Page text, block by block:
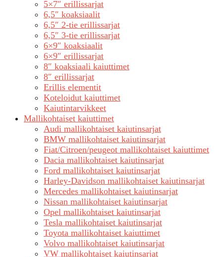
5×7″ erillissarjat
6,5″ koaksiaalit
6,5″ 2-tie erillissarjat
6,5″ 3-tie erillissarjat
6×9″ koaksiaalit
6×9″ erillissarjat
8″ koaksiaali kaiuttimet
8″ erillissarjat
Erillis elementit
Koteloidut kaiuttimet
Kaiutintarvikkeet
Mallikohtaiset kaiuttimet
Audi mallikohtaiset kaiutinsarjat
BMW mallikohtaiset kaiutinsarjat
Fiat/Citroen/peugeot mallikohtaiset kaiuttimet
Dacia mallikohtaiset kaiutinsarjat
Ford mallikohtaiset kaiutinsarjat
Harley-Davidson mallikohtaiset kaiutinsarjat
Mercedes mallikohtaiset kaiutinsarjat
Nissan mallikohtaiset kaiutinsarjat
Opel mallikohtaiset kaiutinsarjat
Tesla mallikohtaiset kaiutinsarjat
Toyota mallikohtaiset kaiuttimet
Volvo mallikohtaiset kaiutinsarjat
VW mallikohtaiset kaiutinsarjat